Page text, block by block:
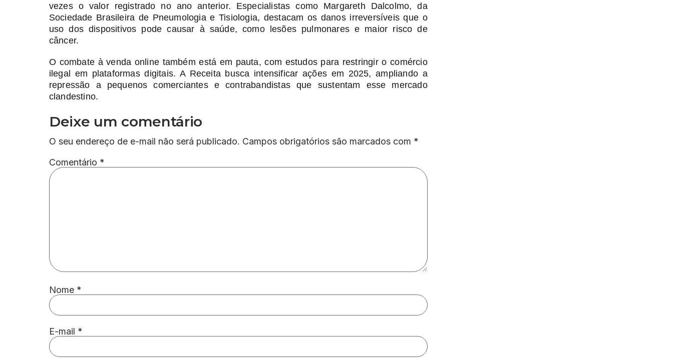
vezes o valor registrado no ano anterior. Especialistas como Margareth Dalcolmo, da
Sociedade Brasileira de Pneumologia e Tisiologia, destacam os danos irreversíveis que o
uso dos dispositivos pode causar à saúde, como lesões pulmonares e maior risco de
câncer.
O combate à venda online também está em pauta, com estudos para restringir o comércio
ilegal em plataformas digitais. A Receita busca intensificar ações em 2025, ampliando a
repressão a pequenos comerciantes e contrabandistas que sustentam esse mercado
clandestino.
Deixe um comentário
O seu endereço de e-mail não será publicado. Campos obrigatórios são marcados com *
Comentário *
Nome *
E-mail *